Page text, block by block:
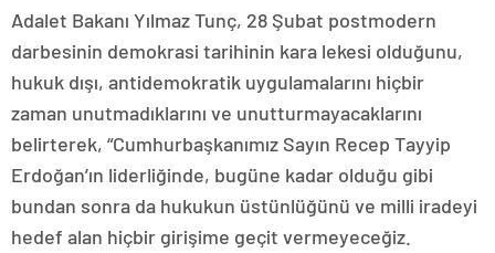
Adalet Bakanı Yılmaz Tunç, 28 Şubat postmodern
darbesinin demokrasi tarihinin kara lekesi olduğunu,
hukuk dışı, antidemokratik uygulamalarını hiçbir
zaman unutmadıklarını ve unutturmayacaklarını
belirterek, “Cumhurbaşkanımız Sayın Recep Tayyip
Erdoğan’ın liderliğinde, bugüne kadar olduğu gibi
bundan sonra da hukukun üstünlüğünü ve milli iradeyi
hedef alan hiçbir girişime geçit vermeyeceğiz.